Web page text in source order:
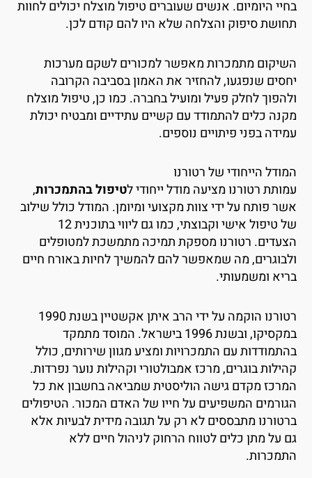
היומיום. אנשים שעוברים טיפול מוצלח יכולים לחוות
סיפוק והצלחה שלא היו להם קודם לכן.
מתמכרות מאפשר למכורים לשקם מערכות
שנפגעו, להחזיר את האמון בסביבה הקרובה
לחלק פעיל ומועיל בחברה. כמו כן, טיפול מוצלח
כלים להתמודד עם קשיים עתידיים ומבטיח יכולת
בפני פיתויים נוספים.
הייחודי של רטורנו
רטורנו מציעה מודל ייחודי לטיפול בהתמכרות,
פותח על ידי צוות מקצועי ומיומן. המודל כולל שילוב
של טיפול אישי וקבוצתי, כמו גם ליווי בתוכנית 12
רטורנו מספקת תמיכה מתמשכת למטופלים
מה שמאפשר להם להמשיך לחיות באורח חיים
ומשמעותי.
רטורנו הוקמה על ידי הרב איתן אקשטיין בשנת 1990
במקסיקו, ובשנת 1996 בישראל. המוסד מתמקד
עם התמכרויות ומציע מגוון שירותים, כולל
בוגרים, מרכז אמבולטורי וקהילות נוער נפרדות.
מקדם גישה הוליסטית שמביאה בחשבון את כל
המשפיעים על חייו של האדם המכור. הטיפולים
מתבססים לא רק על תגובה מידית לבעיות אלא
על מתן כלים לטווח הרחוק לניהול חיים ללא